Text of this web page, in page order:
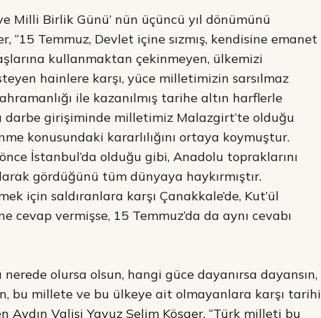
Milli Birlik Günü’ nün üçüncü yıl dönümünü
“15 Temmuz, Devlet içine sızmış, kendisine emanet
kullanmaktan çekinmeyen, ülkemizi
hainlere karşı, yüce milletimizin sarsılmaz
ile kazanılmış tarihe altın harflerle
darbe girişiminde milletimiz Malazgirt’te olduğu
konusundaki kararlılığını ortaya koymuştur.
İstanbul’da olduğu gibi, Anadolu topraklarını
gördüğünü tüm dünyaya haykırmıştır.
için saldıranlara karşı Çanakkale’de, Kut’ül
cevap vermişse, 15 Temmuz’da da aynı cevabı
olursa olsun, hangi güce dayanırsa dayansın,
bu millete ve bu ülkeye ait olmayanlara karşı tarihi
Aydın Valisi Yavuz Selim Köşger, “Türk milleti bu